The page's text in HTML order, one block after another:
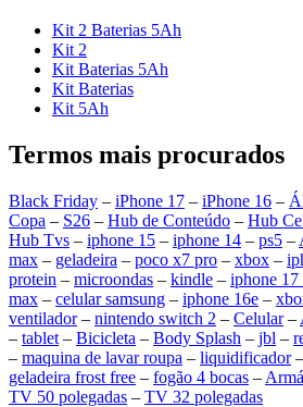
Kit 2 Baterias 5Ah
Kit 2
Kit Baterias 5Ah
Kit Baterias
Kit 5Ah
Termos mais procurados
Black Friday – iPhone 17 – iPhone 16 –
Copa – S26 – Hub de Conteúdo – Hub
Hub Tvs – iphone 15 – iphone 14 – ps5 –
max – geladeira – poco x7 pro – xbox –
protein – microondas – kindle – iphone 17
max – celular samsung – iphone 16e –
ventilador– nintendo switch 2 – Celular–
– tablet – Bicicleta – Body Splash – jbl –
– maquina de lavar roupa – liquidificador–
geladeira frost free – fogão 4 bocas –
TV 50 polegadas – TV 32 polegadas